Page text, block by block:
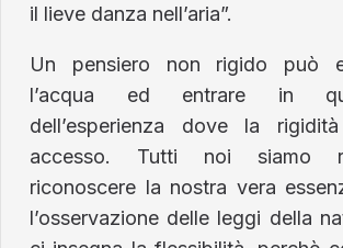
il lieve danza nell’aria”.
Un pensiero non rigido può
l’acqua ed entrare in
dell’esperienza dove la
accesso. Tutti noi siamo
riconoscere la nostra vera
l’osservazione delle leggi della